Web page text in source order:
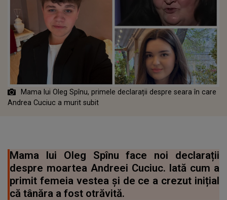
Mama lui Oleg Spînu, primele declarații despre seara în care
Andrea Cuciuc a murit subit
Mama lui Oleg Spînu face noi declarații
despre moartea Andreei Cuciuc. Iată cum a
primit femeia vestea și de ce a crezut inițial
că tânăra a fost otrăvită.